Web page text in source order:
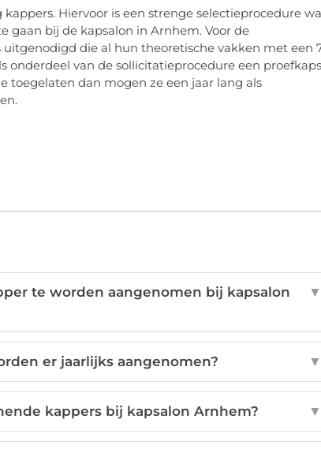
Hiervoor is een strenge selectieprocedure
gaan bij de kapsalon in Arnhem. Voor de
die al hun theoretische vakken met een
onderdeel van de sollicitatieprocedure een
toegelaten dan mogen ze een jaar lang als
te worden aangenomen bij kapsalon
▼
er jaarlijks aangenomen? ▼
kappers bij kapsalon Arnhem? ▼